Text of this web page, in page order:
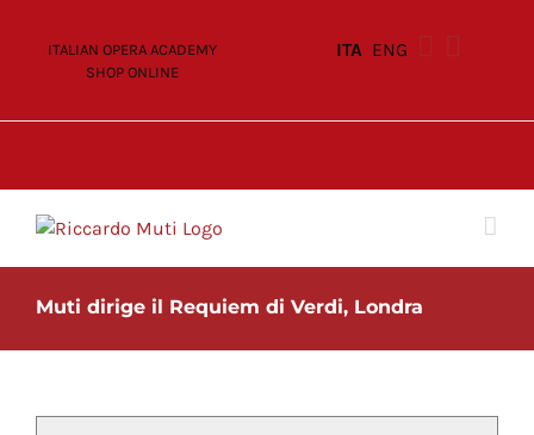
ITALIAN OPERA ACADEMY
SHOP ONLINE
ITA ENG
Muti dirige il Requiem di Verdi, Londra